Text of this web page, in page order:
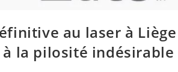
au laser à Liège
la pilosité indésirable